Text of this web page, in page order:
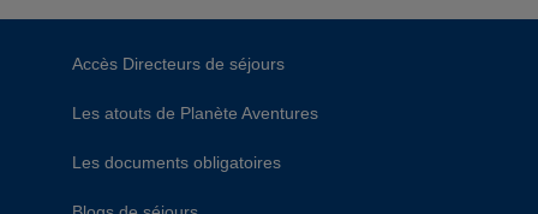
Accès Directeurs de séjours
Les atouts de Planète Aventures
Les documents obligatoires